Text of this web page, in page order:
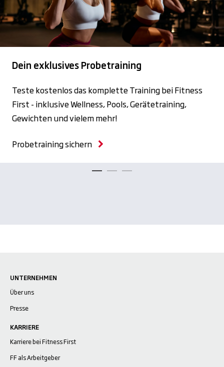
Dein exklusives Probetraining
Teste kostenlos das komplette Training bei Fitness
First - inklusive Wellness, Pools, Gerätetraining,
Gewichten und vielem mehr!
Probetraining sichern
UNTERNEHMEN
Über uns
Presse
KARRIERE
Karriere bei Fitness First
FF als Arbeitgeber